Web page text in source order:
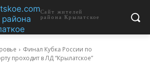
Сайт жителей
района Крылатское
Финал Кубка России по
проходит в ЛД “Крылатское”